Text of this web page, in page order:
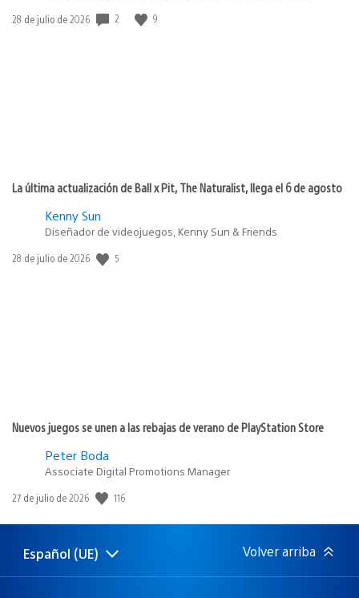
Fecha
28 de julio de 2026 2 9
La última actualización de Ball x Pit, The Naturalist, llega el 6 de agosto
Kenny Sun
Diseñador de videojuegos, Kenny Sun & Friends
Fecha
28 de julio de 2026 5
Nuevos juegos se unen a las rebajas de verano de PlayStation Store
Peter Boda
Associate Digital Promotions Manager
Fecha
publicación:
27 de julio de 2026 116
Selecciona
una
Región
actual:
Español (UE) Volver arriba